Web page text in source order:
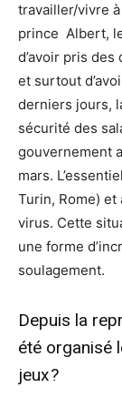
travailler/vivre
prince Albert,
d’avoir pris
et surtout
derniers jours,
sécurité des
gouvernement
mars.
Turin, Rome)
virus. Cette
une forme
soulagement.
Depuis la
été organisé
jeux ?